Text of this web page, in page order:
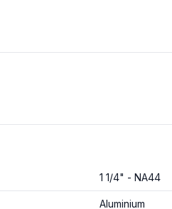
1 1/4" - NA44
Aluminium